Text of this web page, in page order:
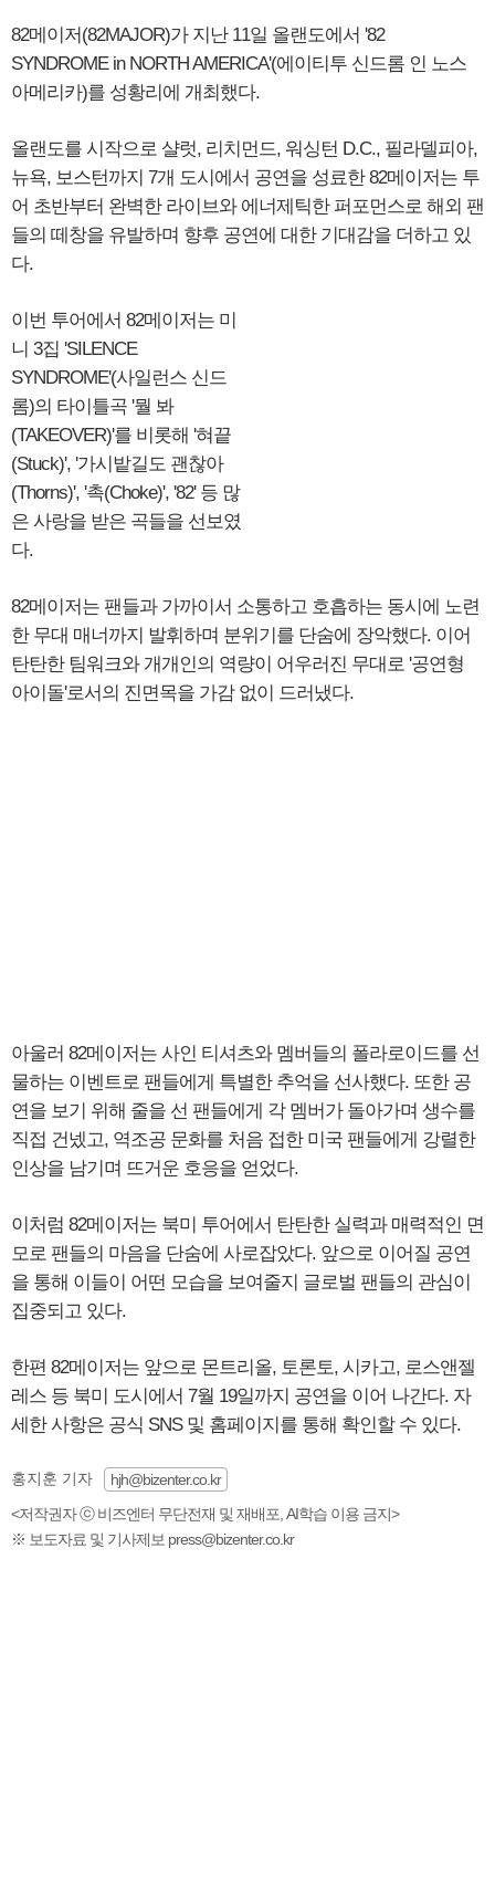
82메이저(82MAJOR)가 지난 11일 올랜도에서 '82
SYNDROME in NORTH AMERICA'(에이티투 신드롬 인 노스
아메리카)를 성황리에 개최했다.
올랜도를 시작으로 샬럿, 리치먼드, 워싱턴 D.C., 필라델피아,
뉴욕, 보스턴까지 7개 도시에서 공연을 성료한 82메이저는 투
어 초반부터 완벽한 라이브와 에너제틱한 퍼포먼스로 해외 팬
들의 떼창을 유발하며 향후 공연에 대한 기대감을 더하고 있
다.
이번 투어에서 82메이저는 미
니 3집 'SILENCE
SYNDROME'(사일런스 신드
롬)의 타이틀곡 '뭘 봐
(TAKEOVER)'를 비롯해 '혀끝
(Stuck)', '가시밭길도 괜찮아
(Thorns)', '촉(Choke)', '82' 등 많
은 사랑을 받은 곡들을 선보였
다.
82메이저는 팬들과 가까이서 소통하고 호흡하는 동시에 노련
한 무대 매너까지 발휘하며 분위기를 단숨에 장악했다. 이어
탄탄한 팀워크와 개개인의 역량이 어우러진 무대로 '공연형
아이돌'로서의 진면목을 가감 없이 드러냈다.
아울러 82메이저는 사인 티셔츠와 멤버들의 폴라로이드를 선
물하는 이벤트로 팬들에게 특별한 추억을 선사했다. 또한 공
연을 보기 위해 줄을 선 팬들에게 각 멤버가 돌아가며 생수를
직접 건넸고, 역조공 문화를 처음 접한 미국 팬들에게 강렬한
인상을 남기며 뜨거운 호응을 얻었다.
이처럼 82메이저는 북미 투어에서 탄탄한 실력과 매력적인 면
모로 팬들의 마음을 단숨에 사로잡았다. 앞으로 이어질 공연
을 통해 이들이 어떤 모습을 보여줄지 글로벌 팬들의 관심이
집중되고 있다.
한편 82메이저는 앞으로 몬트리올, 토론토, 시카고, 로스앤젤
레스 등 북미 도시에서 7월 19일까지 공연을 이어 나간다. 자
세한 사항은 공식 SNS 및 홈페이지를 통해 확인할 수 있다.
홍지훈 기자
hjh@bizenter.co.kr
<저작권자 ⓒ 비즈엔터 무단전재 및 재배포, AI학습 이용 금지>
※ 보도자료 및 기사제보 press@bizenter.co.kr